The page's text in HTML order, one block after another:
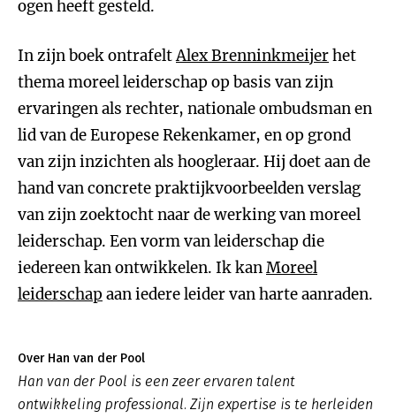
ogen heeft gesteld.
In zijn boek ontrafeltAlex Brenninkmeijerhet
thema moreel leiderschap op basis van zijn
ervaringen als rechter, nationale ombudsman en
lid van de Europese Rekenkamer, en op grond
van zijn inzichten als hoogleraar. Hij doet aan de
hand van concrete praktijkvoorbeelden verslag
van zijn zoektocht naar de werking van moreel
leiderschap. Een vorm van leiderschap die
iedereen kan ontwikkelen. Ik kanMoreel
leiderschap aan iedere leider van harte aanraden.
Over Han van der Pool
Han van der Pool is een zeer ervaren talent
ontwikkeling professional. Zijn expertise is te herleiden